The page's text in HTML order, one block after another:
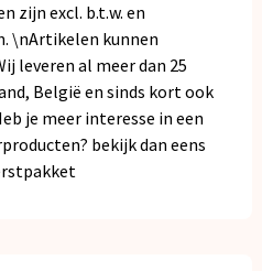
zijn excl. b.t.w. en
\nArtikelen kunnen
leveren al meer dan 25
België en sinds kort ook
je meer interesse in een
bekijk dan eens